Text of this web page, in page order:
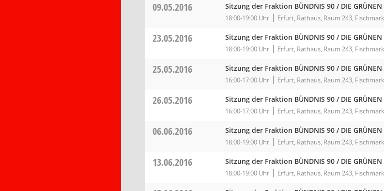
09.05.2016 Sitzung der Fraktion BÜNDNIS 90 / DIE GRÜNEN
18:00-19:00 Uhr Erfurt, Rathaus, Raum 243,
23.05.2016 Sitzung der Fraktion BÜNDNIS 90 / DIE GRÜNEN
18:00-19:00 Uhr Erfurt, Rathaus, Raum 243,
25.05.2016 Sitzung der Fraktion BÜNDNIS 90 / DIE GRÜNEN
16:00-17:00 Uhr Erfurt, Rathaus, Raum 243,
26.05.2016 Sitzung der Fraktion BÜNDNIS 90 / DIE GRÜNEN
16:00-17:00 Uhr Erfurt, Rathaus, Raum 243,
06.06.2016 Sitzung der Fraktion BÜNDNIS 90 / DIE GRÜNEN
18:00-19:00 Uhr Erfurt, Rathaus, Raum 243,
13.06.2016 Sitzung der Fraktion BÜNDNIS 90 / DIE GRÜNEN
18:00-19:00 Uhr Erfurt, Rathaus, Raum 243,